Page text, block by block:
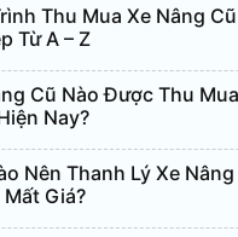
Thu Mua Xe Nâng
Từ A – Z
Cũ Nào Được Thu
Nay?
Nên Thanh Lý Xe
Giá?